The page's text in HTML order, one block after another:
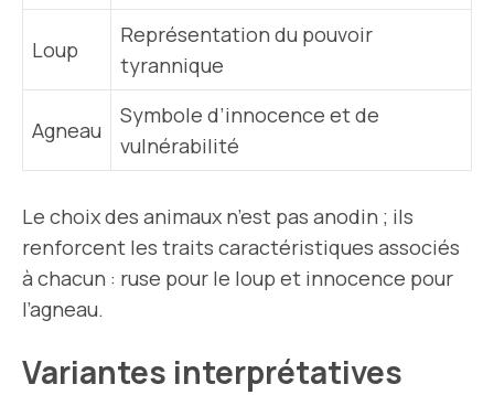
Loup
Représentation du pouvoir
tyrannique
Agneau
Symbole d’innocence et de
vulnérabilité
Le choix des animaux n’est pas anodin ; ils
renforcent les traits caractéristiques associés
à chacun : ruse pour le loup et innocence pour
l’agneau.
Variantes interprétatives